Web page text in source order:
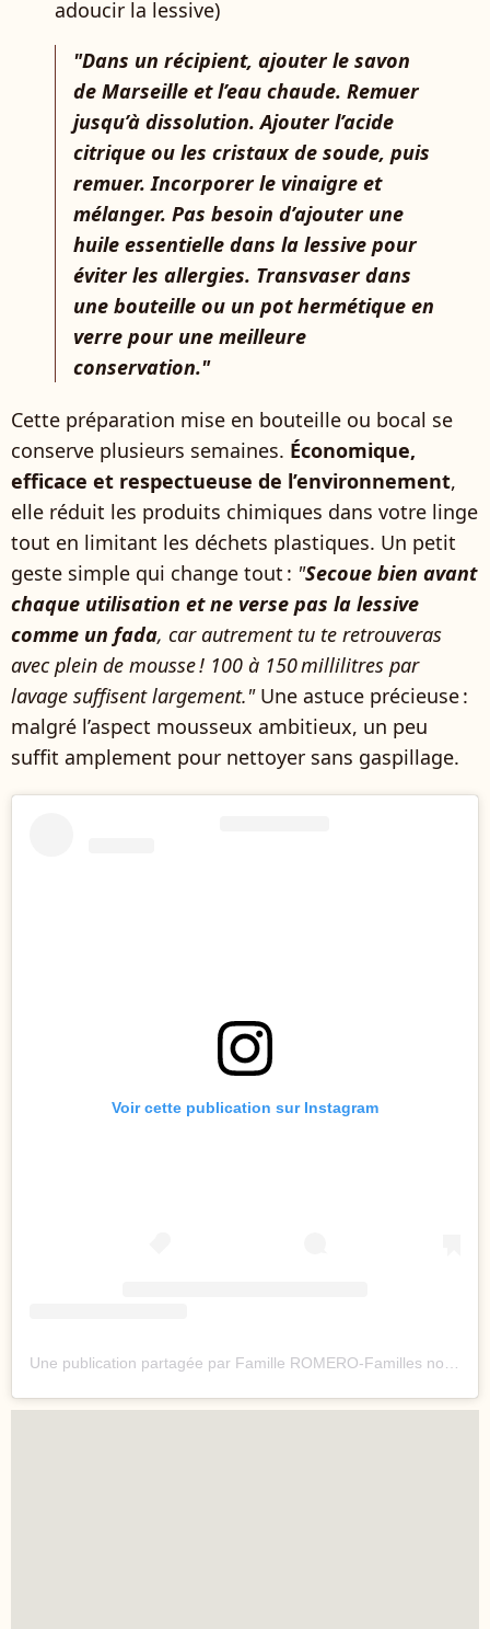
adoucir la lessive)
"Dans un récipient, ajouter le savon
de Marseille et l’eau chaude. Remuer
jusqu’à dissolution. Ajouter l’acide
citrique ou les cristaux de soude, puis
remuer. Incorporer le vinaigre et
mélanger. Pas besoin d’ajouter une
huile essentielle dans la lessive pour
éviter les allergies. Transvaser dans
une bouteille ou un pot hermétique en
verre pour une meilleure
conservation."
Cette préparation mise en bouteille ou bocal se
conserve plusieurs semaines. Économique,
efficace et respectueuse de l’environnement,
elle réduit les produits chimiques dans votre linge
tout en limitant les déchets plastiques. Un petit
geste simple qui change tout : "Secoue bien avant
chaque utilisation et ne verse pas la lessive
comme un fada, car autrement tu te retrouveras
avec plein de mousse ! 100 à 150 millilitres par
lavage suffisent largement."Une astuce précieuse :
malgré l’aspect mousseux ambitieux, un peu
suffit amplement pour nettoyer sans gaspillage.
Voir cette publication sur Instagram